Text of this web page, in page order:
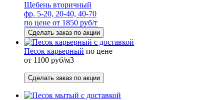
Щебень вторичный
фр. 5-20, 20-40, 40-70
по цене от 1850 руб/т
Сделать заказ по акции
Песок карьерный по цене
от 1100 руб/м3
Сделать заказ по акции